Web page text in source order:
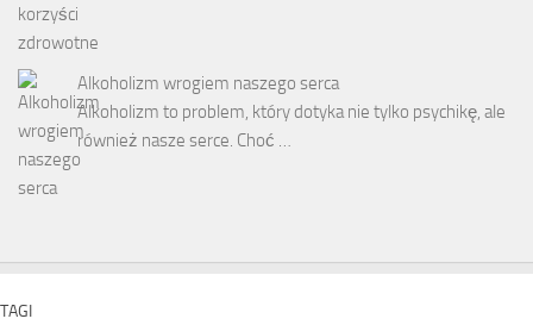
Alkoholizm wrogiem naszego serca
Alkoholizm to problem, który dotyka nie tylko psychikę, ale
również nasze serce. Choć …
TAGI